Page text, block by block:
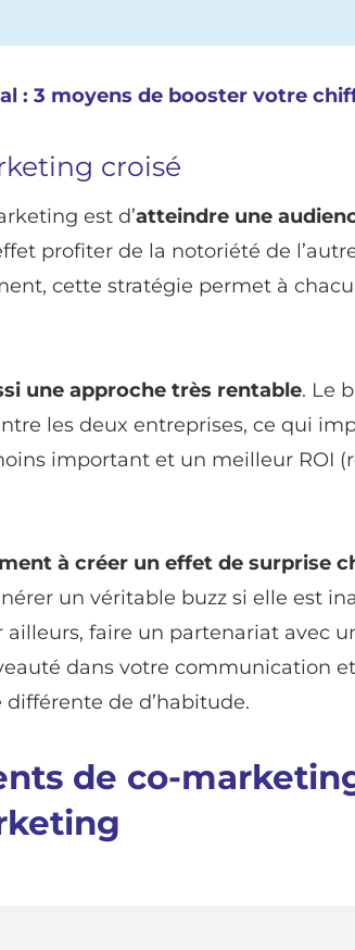
: 3 moyens de booster votre
croisé
est d’atteindre une
profiter de la notoriété de
cette stratégie permet à
une approche très rentable. Le
les deux entreprises, ce qui
important et un meilleur ROI
à créer un effet de surprise
un véritable buzz si elle est
ailleurs, faire un partenariat avec
dans votre communication
de d’habitude.
de co-